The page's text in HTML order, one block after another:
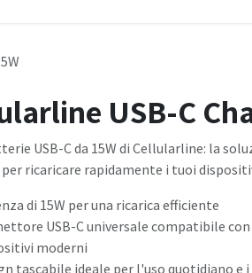
USB-C
USB-C da 15W di Cellularline: la
ricaricare rapidamente i tuoi
di 15W per una ricarica efficiente
USB-C universale compatibile
moderni
tascabile ideale per l'uso quotidiano e